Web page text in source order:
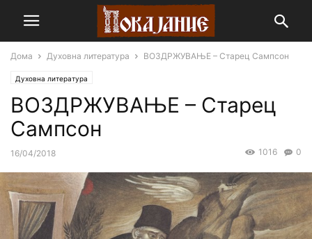
Дома Духовна литература ВОЗДРЖУВАЊЕ – Старец Сампсон
Духовна литература
ВОЗДРЖУВАЊЕ – Старец
Сампсон
16/04/2018 0
1016